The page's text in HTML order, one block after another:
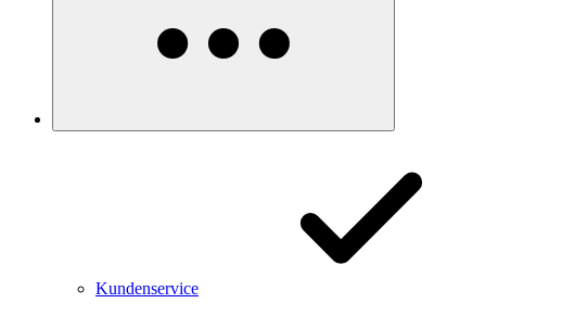
Kundenservice